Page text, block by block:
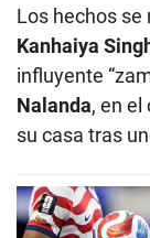
Los hechos
Kanhaiya
influyente
Nalanda, en el
su casa tras